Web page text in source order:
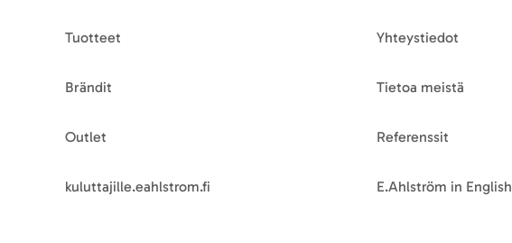
Tuotteet
Brändit
Outlet
kuluttajille.eahlstrom.fi
Yhteystiedot
Tietoa meistä
Referenssit
E.Ahlström in English